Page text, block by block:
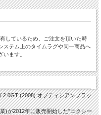
しているため、ご注文を頂いた時
ステム上のタイムラグや同一商品へ
ます。
2.0GT (2008) オブティシアンブラッ
)が2012年に販売開始した"エクシー